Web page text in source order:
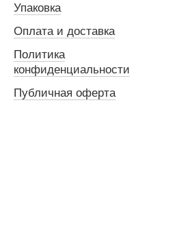
Упаковка
Оплата и доставка
Политика
конфиденциальности
Публичная оферта